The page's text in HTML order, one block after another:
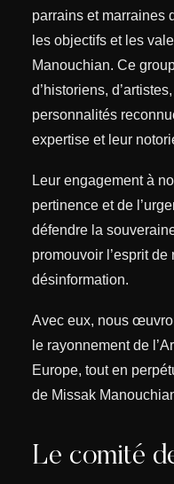
parrains et marraines
les objectifs et les
Manouchian. Ce
d’historiens,
personnalités
expertise et leur
Leur engagement à
pertinence et de
défendre la
promouvoir l’esprit
désinformation.
Avec eux, nous
le rayonnement de
Europe, tout en
de Missak
Le comité